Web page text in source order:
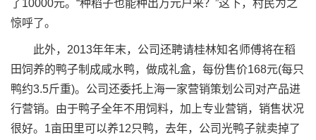
了10000元。“种稻子也能种出万元户来？”这下，村民为之
惊呼了。
此外，2013年年末，公司还聘请桂林知名师傅将在稻
田饲养的鸭子制成咸水鸭，做成礼盒，每份售价168元(每只
鸭约3.5斤重)。公司还委托上海一家营销策划公司对产品进
行营销。由于鸭子全年不用饲料，加上专业营销，销售状况
很好。1亩田里可以养12只鸭，去年，公司光鸭子就卖掉了